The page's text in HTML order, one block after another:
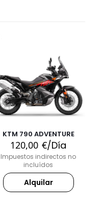
KTM 790 ADVENTURE
120,00 €/Día
Impuestos indirectos no
incluídos
Alquilar